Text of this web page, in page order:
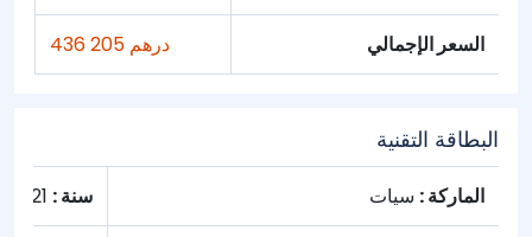
السعر الإجمالي 436 205 درهم
البطاقة التقنية
الماركة : سيات سنة :